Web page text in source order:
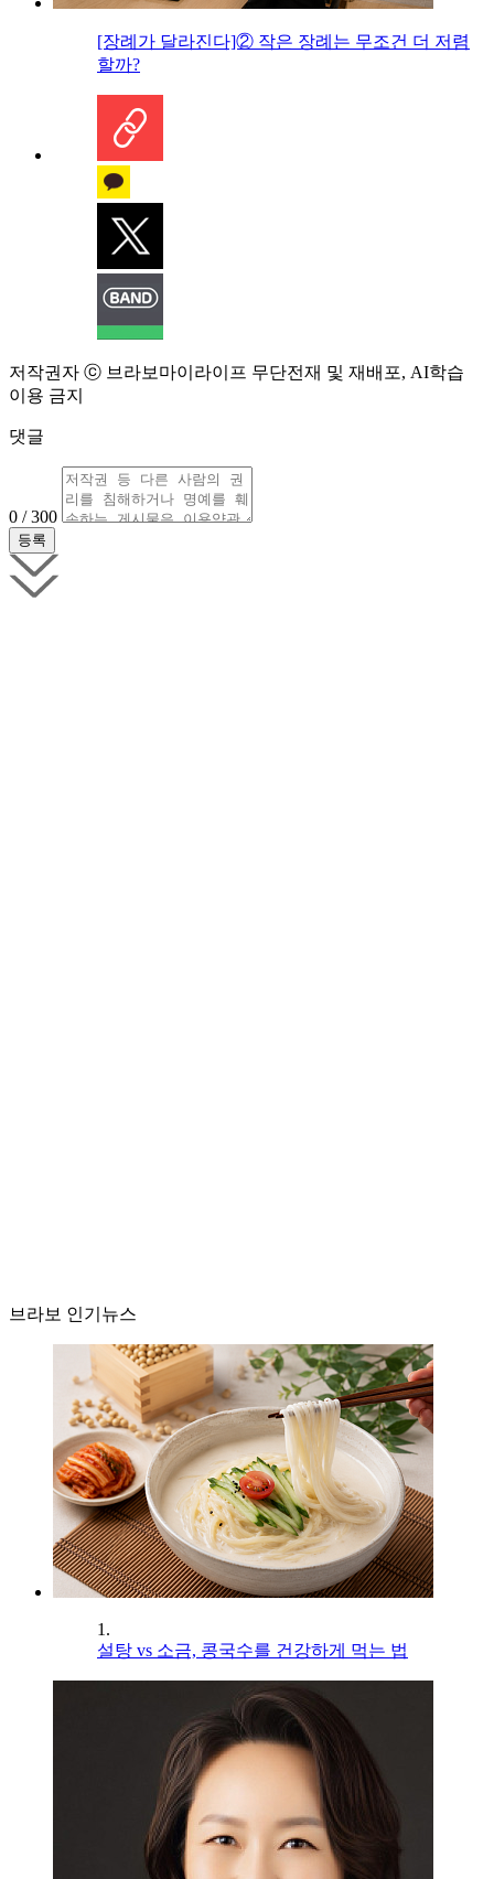
[장례가 달라진다]② 작은 장례는 무조건 더 저렴
할까?
저작권자 ⓒ 브라보마이라이프 무단전재 및 재배포, AI학습
이용 금지
댓글
0 / 300
브라보 인기뉴스
1.
설탕 vs 소금, 콩국수를 건강하게 먹는 법